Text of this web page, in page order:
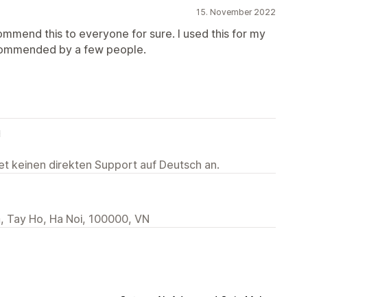
15. November 2022
this to everyone for sure. I used this for my
by a few people.
keinen direkten Support auf Deutsch an.
Tay Ho, Ha Noi, 100000, VN